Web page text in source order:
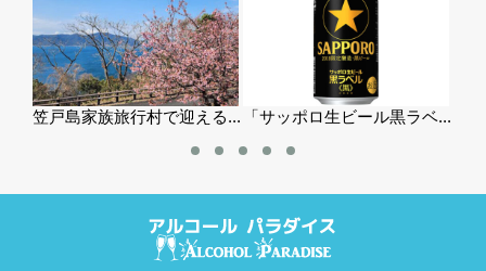
家族旅行村で迎える...「サッポロ生ビール黒ラベ...藤岡酒造 酒